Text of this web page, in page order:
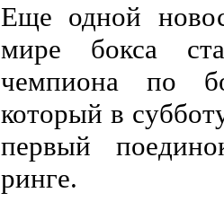
Еще одной
мире бокса
чемпиона по
который в
первый
ринге.